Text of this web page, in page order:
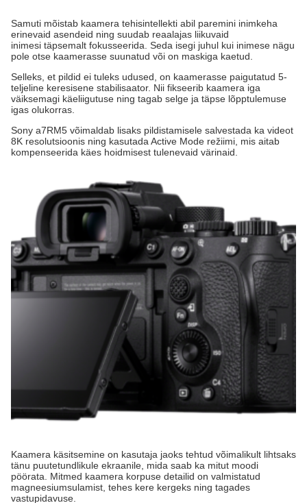
Samuti mõistab kaamera tehisintellekti abil paremini inimkeha
erinevaid asendeid ning suudab reaalajas liikuvaid
inimesi täpsemalt fokusseerida. Seda isegi juhul kui inimese nägu
pole otse kaamerasse suunatud või on maskiga kaetud.
Selleks, et pildid ei tuleks udused, on kaamerasse paigutatud 5-
teljeline keresisene stabilisaator. Nii fikseerib kaamera iga
väiksemagi käeliigutuse ning tagab selge ja täpse lõpptulemuse
igas olukorras.
Sony a7RM5 võimaldab lisaks pildistamisele salvestada ka videot
8K resolutsioonis ning kasutada Active Mode režiimi, mis aitab
kompenseerida käes hoidmisest tulenevaid värinaid.
Kaamera käsitsemine on kasutaja jaoks tehtud võimalikult lihtsaks
tänu puutetundlikule ekraanile, mida saab ka mitut moodi
pöörata. Mitmed kaamera korpuse detailid on valmistatud
magneesiumsulamist, tehes kere kergeks ning tagades
vastupidavuse.